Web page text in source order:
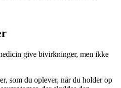
give bivirkninger, men ikke
som du oplever, når du holder op